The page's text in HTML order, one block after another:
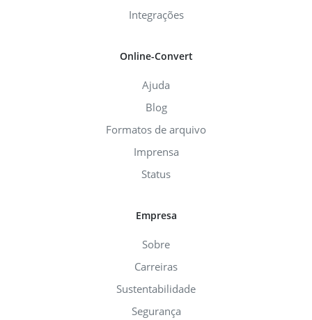
Integrações
Online-Convert
Ajuda
Blog
Formatos de arquivo
Imprensa
Status
Empresa
Sobre
Carreiras
Sustentabilidade
Segurança